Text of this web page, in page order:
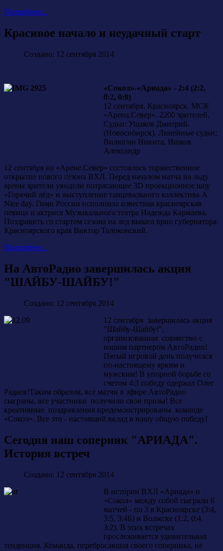
Подробнее...
Красивое начало и неудачный старт
Создано: 12 сентября 2014
«Сокол»-«Ариада» - 2:4 (2:2,
0:2, 0:0)
12 сентября. Красноярск. МСК
«Арена.Север». 2200 зрителей.
Судьи: Ушаков Дмитрий.
(Новосибирск). Линейные судьи:
Вилюгин Никита, Ишков
Александр
12 сентября на «Арене.Север» состоялось торжественное
открытие нового сезона ВХЛ. Перед началом матча на льду
арены зрители увидели потрясающее 3D проекционное шоу
«Горячий лёд» и выступление танцевального коллектива A
Nice day. Гимн России исполнила известная красноярская
певица и актриса Музыкального театра Надежда Кармаева.
Поздравить со стартом сезона на лед вышел врио губернатора
Красноярского края Виктор Толоконский.
Подробнее...
На АвтоРадио завершилась акция
"ШАЙБУ-ШАЙБУ!"
Создано: 12 сентября 2014
12 сентября завершилась акция
"Шайбу-Шайбу!",
организованная совместно с
нашим партнером АвтоРадио!
Пятый игровой день получился
по-настоящему ярким и
мужским! В упорной борьбе со
счетом 4:3 победу одержал Олег
Радаев!Таким образом, все матчи в эфире АвтоРадио
сыграны, все участники получили свои призы! Все
креативные поздравления продемонстрированы команде
«Сокол». Все это - настоящий вклад в нашу общую победу!
Сегодня наш соперник "АРИАДА".
История встреч
Создано: 12 сентября 2014
В истории ВХЛ «Ариада» и
«Сокол» между собой сыграли 6
матчей - по 3 в Красноярске (3:4,
3:5, 3:4Б) и Волжске (1:2, 0:4,
3:2). В этих встречах
прослеживается удивительная
тенденция. Команда, перебросавшая своего соперника, не